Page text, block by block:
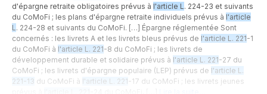
d'épargne retraite obligatoires prévus à l'article L. 224-23 et suivants
du CoMoFi ; les plans d'épargne retraite individuels prévus à l'article
L. 224-28 et suivants du CoMoFi. […] Épargne réglementée Sont
concernés : les livrets A et les livrets bleus prévus de l'article L. 221-1
du CoMoFi à l'article L. 221-8 du CoMoFi ; les livrets de
développement durable et solidaire prévus à l'article L. 221-27 du
CoMoFi ; les livrets d'épargne populaire (LEP) prévus de l'article L.
221-13 du CoMoFi à l'article L. 221-17 du CoMoFi ; les livrets jeunes